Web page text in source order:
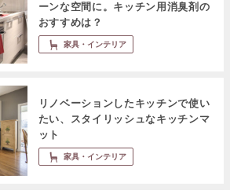
ーンな空間に。キッチン用消臭剤の
おすすめは？
家具・インテリア
リノベーションしたキッチンで使い
たい、スタイリッシュなキッチンマ
ット
家具・インテリア